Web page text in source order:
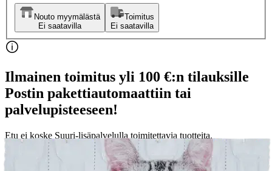
Nouto myymälästä
Ei saatavilla
Toimitus
Ei saatavilla
Ilmainen toimitus yli 100 €:n tilauksille
Postin pakettiautomaattiin tai
palvelupisteeseen!
Etu ei koske Suuri‑lisäpalvelulla toimitettavia tuotteita.